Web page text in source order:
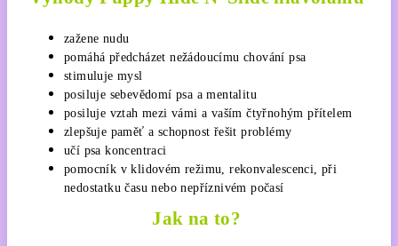
zažene nudu
pomáhá předcházet nežádoucímu chování psa
stimuluje mysl
posiluje sebevědomí psa a mentalitu
posiluje vztah mezi vámi a vaším čtyřnohým přítelem
zlepšuje paměť a schopnost řešit problémy
učí psa koncentraci
pomocník v klidovém režimu, rekonvalescenci, při
nedostatku času nebo nepříznivém počasí
Jak na to?